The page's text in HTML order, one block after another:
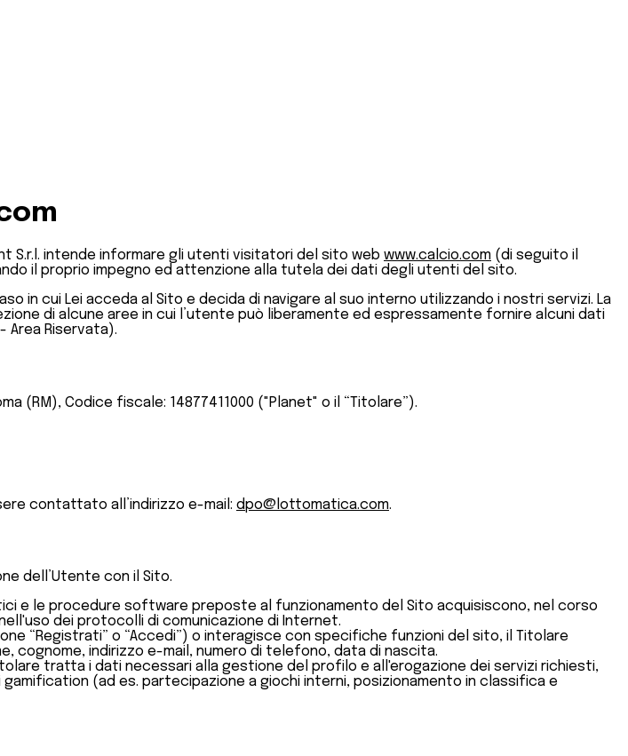
S.r.l. intende informare gli utenti visitatori del sito web www.calcio.com (di seguito il
il proprio impegno ed attenzione alla tutela dei dati degli utenti del sito.
in cui Lei acceda al Sito e decida di navigare al suo interno utilizzando i nostri servizi. La
di alcune aree in cui l’utente può liberamente ed espressamente fornire alcuni dati
Area Riservata).
(RM), Codice fiscale: 14877411000 ("Planet" o il “Titolare”).
contattato all’indirizzo e-mail: dpo@lottomatica.com.
dell’Utente con il Sito.
e le procedure software preposte al funzionamento del Sito acquisiscono, nel corso
dei protocolli di comunicazione di Internet.
“Registrati” o “Accedi”) o interagisce con specifiche funzioni del sito, il Titolare
cognome, indirizzo e-mail, numero di telefono, data di nascita.
tratta i dati necessari alla gestione del profilo e all'erogazione dei servizi richiesti,
(ad es. partecipazione a giochi interni, posizionamento in classifica e